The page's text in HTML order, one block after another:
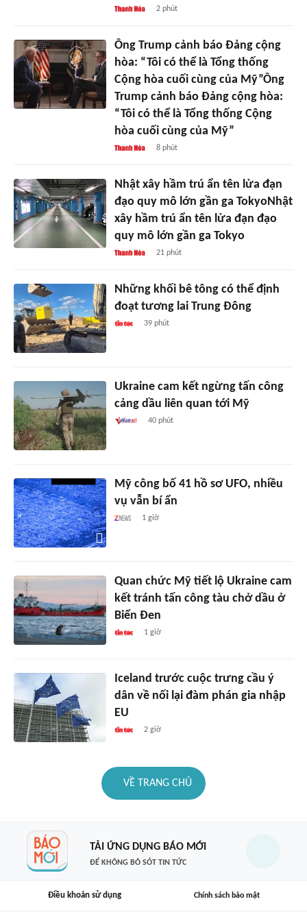
2 phút
Ông Trump cảnh báo Đảng cộng
hòa: “Tôi có thể là Tổng thống
Cộng hòa cuối cùng của Mỹ”Ông
Trump cảnh báo Đảng cộng hòa:
“Tôi có thể là Tổng thống Cộng
hòa cuối cùng của Mỹ”
8 phút
Nhật xây hầm trú ẩn tên lửa đạn
đạo quy mô lớn gần ga TokyoNhật
xây hầm trú ẩn tên lửa đạn đạo
quy mô lớn gần ga Tokyo
21 phút
Những khối bê tông có thể định
đoạt tương lai Trung Đông
39 phút
Ukraine cam kết ngừng tấn công
cảng dầu liên quan tới Mỹ
40 phút
Mỹ công bố 41 hồ sơ UFO, nhiều
vụ vẫn bí ẩn
1 giờ
Quan chức Mỹ tiết lộ Ukraine cam
kết tránh tấn công tàu chở dầu ở
Biển Đen
1 giờ
Iceland trước cuộc trưng cầu ý
dân về nối lại đàm phán gia nhập
EU
2 giờ
VỀ TRANG CHỦ
TẢI ỨNG DỤNG BÁO MỚI
ĐỂ KHÔNG BỎ SÓT TIN TỨC
Điều khoản sử dụng Chính sách bảo mật